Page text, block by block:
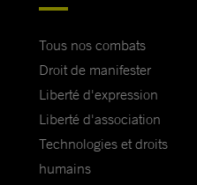
Tous nos combats
Droit de manifester
Liberté d'expression
Liberté d'association
Technologies et droits
humains